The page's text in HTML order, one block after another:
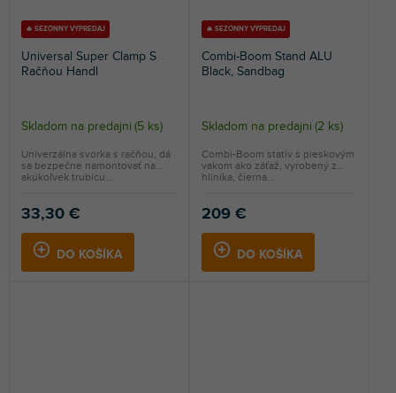
🔥 SEZÓNNY VÝPREDAJ
Universal Super Clamp S
Račňou Handl
Skladom na predajni (5 ks)
33,30 €
DO KOŠÍKA
Univerzálna svorka s račňou, dá
sa bezpečne namontovať na
akúkoľvek trubicu...
🔥 SEZÓNNY VÝPREDAJ
Combi-Boom Stand ALU
Black, Sandbag
Skladom na predajni (2 ks)
209 €
DO KOŠÍKA
Combi-Boom statív s pieskovým
vakom ako záťaž, vyrobený z
hliníka, čierna...